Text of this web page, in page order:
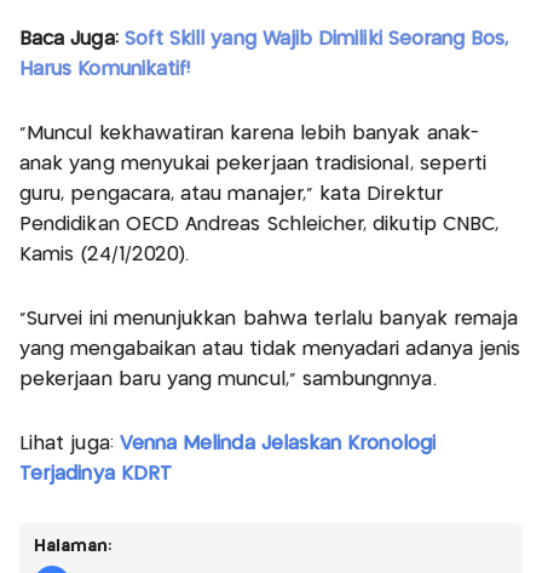
Baca Juga: Soft Skill yang Wajib Dimiliki Seorang Bos,
Harus Komunikatif!
“Muncul kekhawatiran karena lebih banyak anak-
anak yang menyukai pekerjaan tradisional, seperti
guru, pengacara, atau manajer,” kata Direktur
Pendidikan OECD Andreas Schleicher, dikutip CNBC,
Kamis (24/1/2020).
“Survei ini menunjukkan bahwa terlalu banyak remaja
yang mengabaikan atau tidak menyadari adanya jenis
pekerjaan baru yang muncul,” sambungnnya.
Lihat juga: Venna Melinda Jelaskan Kronologi
Terjadinya KDRT
Halaman: